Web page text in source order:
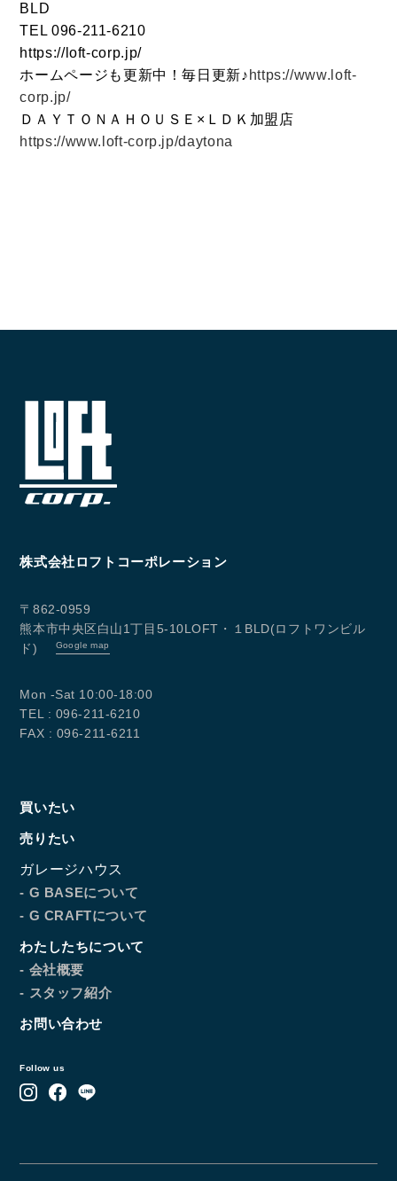
BLD
TEL 096-211-6210
https://loft-corp.jp/
ホームページも更新中！毎日更新♪ https://www.loft-
corp.jp/
ＤＡＹＴＯＮＡＨＯＵＳＥ×ＬＤＫ加盟店
https://www.loft-corp.jp/daytona
株式会社ロフトコーポレーション
〒862-0959
熊本市中央区白山1丁目5-10LOFT・１BLD(ロフトワンビル
ド)
Google map
Mon -Sat 10:00-18:00
TEL : 096-211-6210
FAX : 096-211-6211
買いたい
売りたい
ガレージハウス
- G BASEについて
- G CRAFTについて
わたしたちについて
- 会社概要
- スタッフ紹介
お問い合わせ
Follow us